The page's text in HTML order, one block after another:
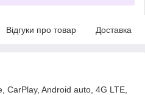
Відгуки про товар Доставка
CarPlay, Android auto, 4G LTE,